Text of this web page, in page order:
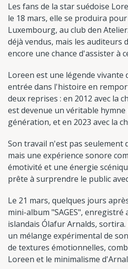
Les fans de la star suédoise
le 18 mars, elle se produira
Luxembourg, au club den
déjà vendus, mais les auditeurs
encore une chance d'assister à
Loreen est une légende vivante
entrée dans l'histoire en
deux reprises : en 2012 avec la
est devenue un véritable
génération, et en 2023 avec la
Son travail n'est pas seulement
mais une expérience sonore
émotivité et une énergie
prête à surprendre le public
Le 21 mars, quelques jours
mini-album "SAGES", enregistré
islandais Ólafur Arnalds,
un mélange expérimental de
de textures émotionnelles,
Loreen et le minimalisme